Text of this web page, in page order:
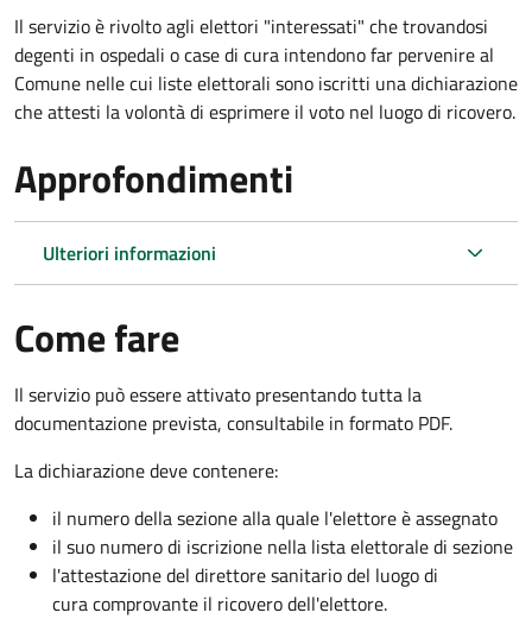
Il servizio è rivolto agli elettori "interessati" che trovandosi
degenti in ospedali o case di cura intendono far pervenire al
Comune nelle cui liste elettorali sono iscritti una dichiarazione
che attesti la volontà di esprimere il voto nel luogo di ricovero.
Approfondimenti
Ulteriori informazioni
Come fare
Il servizio può essere attivato presentando tutta la
documentazione prevista, consultabile in formato PDF.
La dichiarazione deve contenere:
il numero della sezione alla quale l'elettore è assegnato
il suo numero di iscrizione nella lista elettorale di sezione
l'attestazione del direttore sanitario del luogo di
cura comprovante il ricovero dell'elettore.